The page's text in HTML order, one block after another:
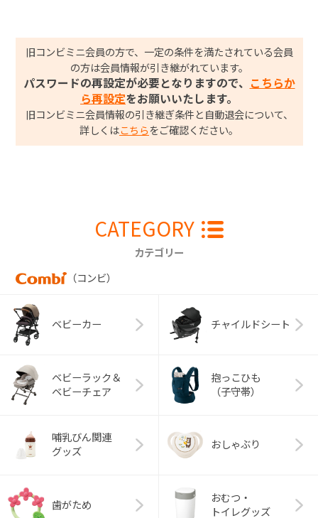
旧コンビミニ会員の方で、一定の条件を満たされている会員
の方は会員情報が引き継がれています。
パスワードの再設定が必要となりますので、
こちらか
ら再設定をお願いいたします。
旧コンビミニ会員情報の引き継ぎ条件と自動退会について、
詳しくはこちら をご確認ください。
CATEGORY
カテゴリー
（コンビ）
ベビーカー チャイルドシート
ベビーラック＆
ベビーチェア
抱っこひも
（子守帯）
哺乳びん関連
グッズ
おしゃぶり
歯がため
おむつ・
トイレグッズ